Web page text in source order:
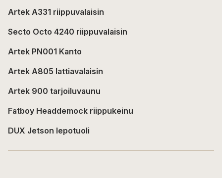
Artek A331 riippuvalaisin
Secto Octo 4240 riippuvalaisin
Artek PN001 Kanto
Artek A805 lattiavalaisin
Artek 900 tarjoiluvaunu
Fatboy Headdemock riippukeinu
DUX Jetson lepotuoli